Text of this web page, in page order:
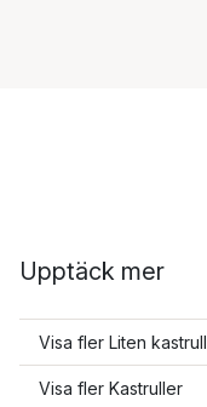
Upptäck mer
Visa fler Liten kastrull
Visa fler Kastruller